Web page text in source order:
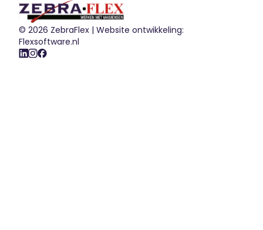
© 2026 ZebraFlex | Website ontwikkeling:
Flexsoftware.nl